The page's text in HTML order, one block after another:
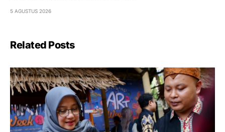
5 AGUSTUS 2026
Related Posts